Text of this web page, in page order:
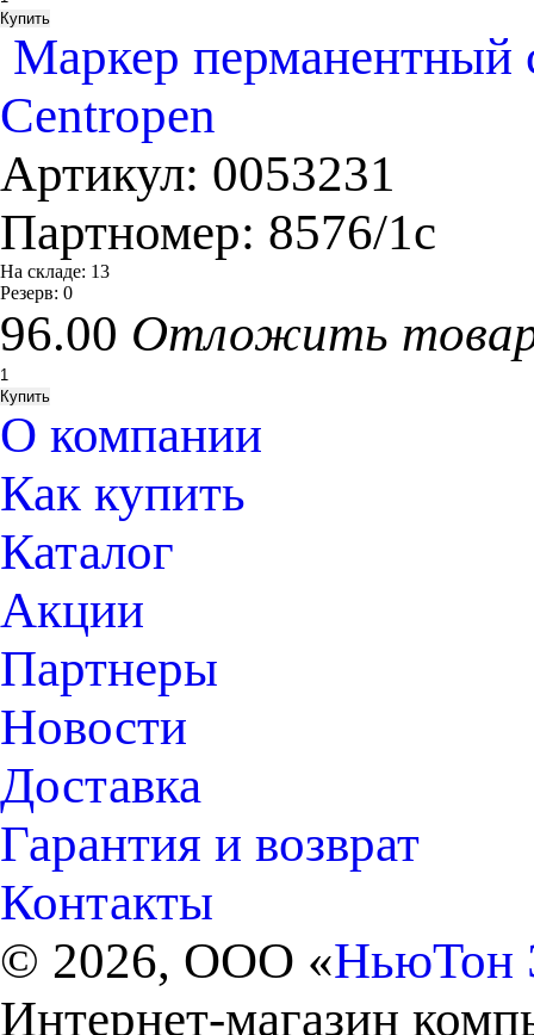
Маркер
Centropen
Артикул: 0053231
Партномер: 8576/1с
На складе: 13
Резерв: 0
96.00 Отложить
О компании
Как купить
Каталог
Акции
Партнеры
Новости
Доставка
Гарантия и возврат
Контакты
© 2026, ООО «НьюТон
Интернет-магазин